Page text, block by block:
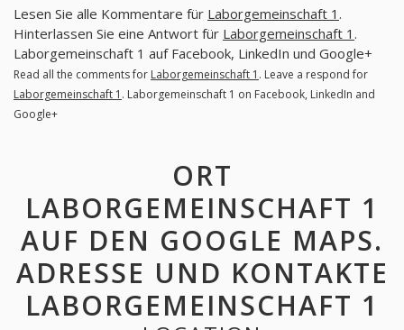
Lesen Sie alle Kommentare für Laborgemeinschaft 1 .
Hinterlassen Sie eine Antwort für Laborgemeinschaft 1 .
Laborgemeinschaft 1 auf Facebook, LinkedIn und Google+
Read all the comments for Laborgemeinschaft 1 . Leave a respond for
Laborgemeinschaft 1 . Laborgemeinschaft 1 on Facebook, LinkedIn and
Google+
ORT
LABORGEMEINSCHAFT 1
AUF DEN GOOGLE MAPS.
ADRESSE UND KONTAKTE
LABORGEMEINSCHAFT 1